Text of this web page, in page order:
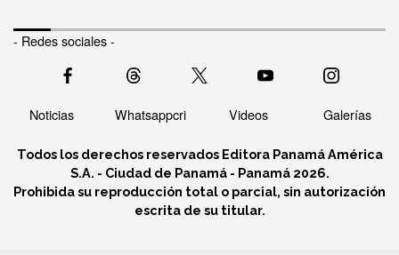
- Redes sociales -
Noticias Whatsappcri Videos Galerías
Todos los derechos reservados Editora Panamá América
S.A. - Ciudad de Panamá - Panamá 2026.
Prohibida su reproducción total o parcial, sin autorización
escrita de su titular.